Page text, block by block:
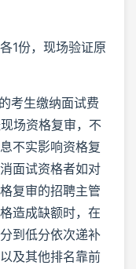
1份，现场验证原
考生缴纳面试费
场资格复审，不
不实影响资格复
面试资格者如对
复审的招聘主管
造成缺额时，在
到低分依次递补
及其他排名靠前